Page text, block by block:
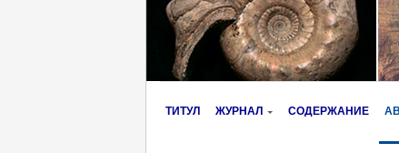
ТИТУЛ ЖУРНАЛ СОДЕРЖАНИЕ